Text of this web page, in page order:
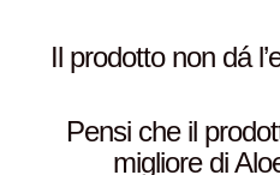
Il prodotto non dá
Pensi che il
migliore di